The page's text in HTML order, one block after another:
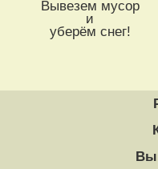
Вывезем мусор
и
уберём снег!